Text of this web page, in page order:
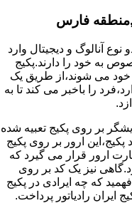
فارس
آنالوگ و دیجیتال وارد
به خود را دارند.پکیج
خود می شوند،از طریق یک
را باخبر می کند تا به
بر روی پکیج تعبیه شده
ارور بر روی پکیج
ارور قرار می گیرد که
نیز یک کد بر روی
که چه ایرادی در پکیج
ایران رادیاتور پرداخت.